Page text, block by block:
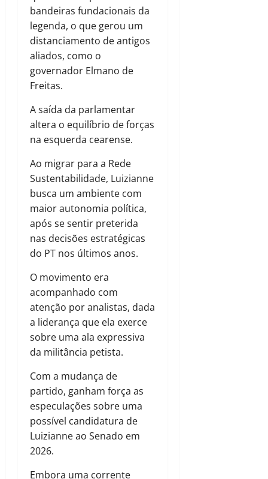
bandeiras fundacionais da
legenda, o que gerou um
distanciamento de antigos
aliados, como o
governador Elmano de
Freitas.
A saída da parlamentar
altera o equilíbrio de forças
na esquerda cearense.
Ao migrar para a Rede
Sustentabilidade, Luizianne
busca um ambiente com
maior autonomia política,
após se sentir preterida
nas decisões estratégicas
do PT nos últimos anos.
O movimento era
acompanhado com
atenção por analistas, dada
a liderança que ela exerce
sobre uma ala expressiva
da militância petista.
Com a mudança de
partido, ganham força as
especulações sobre uma
possível candidatura de
Luizianne ao Senado em
2026.
Embora uma corrente